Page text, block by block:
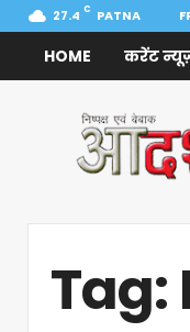
27.4 C PATNA
HOME करेंट
Samachar
Tag: